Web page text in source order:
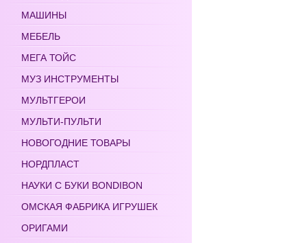
МАШИНЫ
МЕБЕЛЬ
МЕГА ТОЙС
МУЗ ИНСТРУМЕНТЫ
МУЛЬТГЕРОИ
МУЛЬТИ-ПУЛЬТИ
НОВОГОДНИЕ ТОВАРЫ
НОРДПЛАСТ
НАУКИ С БУКИ BONDIBON
ОМСКАЯ ФАБРИКА ИГРУШЕК
ОРИГАМИ